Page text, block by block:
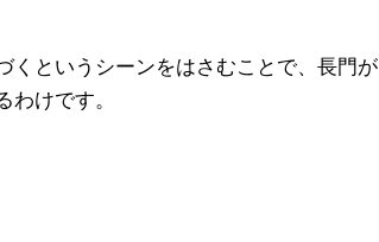
くというシーンをはさむことで、長門が
けです。